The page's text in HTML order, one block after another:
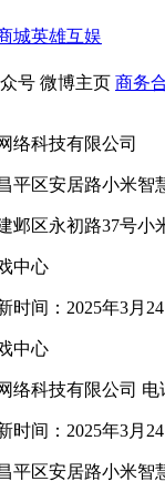
城英雄互娱
号 微博主页 商务
络科技有限公司
平区安居路小米智
邺区永初路37号小
中心
时间：2025年3月24
中心
络科技有限公司 电
时间：2025年3月24
平区安居路小米智